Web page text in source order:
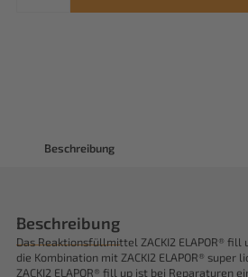
Beschreibung
Beschreibung
Das Reaktionsfüllmittel ZACKI2 ELAPOR® fill
die Kombination mit ZACKI2 ELAPOR® super
ZACKI2 ELAPOR® fill up ist bei Reparaturen